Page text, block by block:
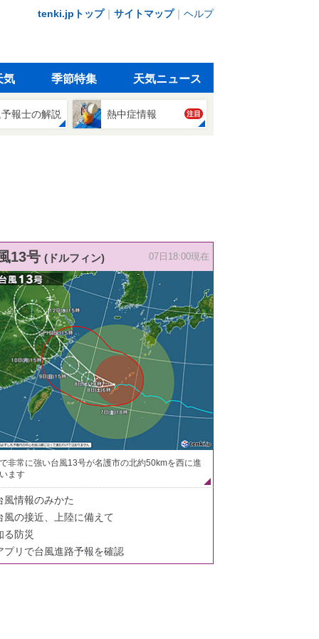
tenki.jpトップ｜ サイトマップ｜ ヘルプ
気 季節特集 天気ニュース
報士の解説 熱中症情報 注目
13号 (ドルフィン) 07日18:00現在
非常に強い台風13号が名護市の北約50kmを西に進
ます
風情報のみかた
風の接近、上陸に備えて
る防災
プリで台風進路予報を確認